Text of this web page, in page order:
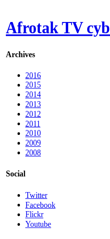
Afrotak TV
Archives
2016
2015
2014
2013
2012
2011
2010
2009
2008
Social
Twitter
Facebook
Flickr
Youtube